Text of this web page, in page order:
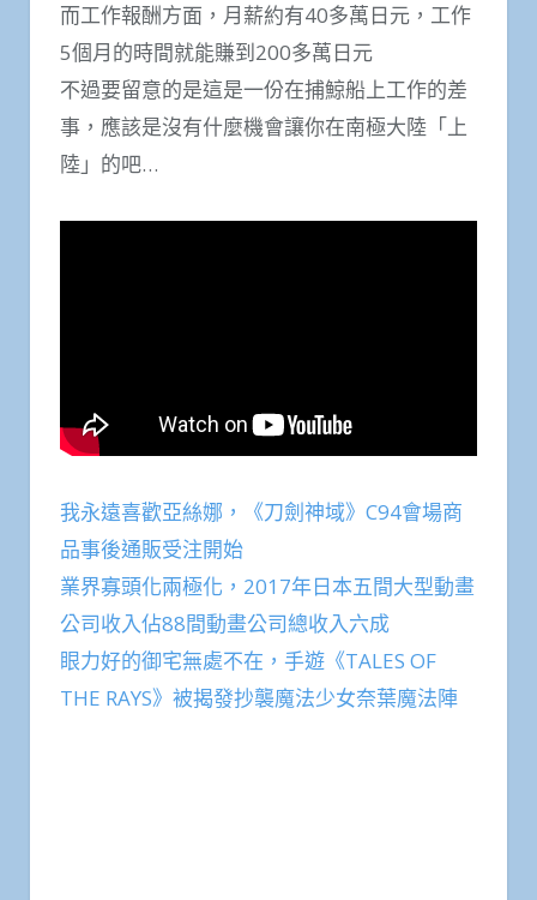
而工作報酬方面，月薪約有40多萬日元，工作
5個月的時間就能賺到200多萬日元
不過要留意的是這是一份在捕鯨船上工作的差
事，應該是沒有什麼機會讓你在南極大陸「上
陸」的吧…
我永遠喜歡亞絲娜，《刀劍神域》C94會場商
品事後通販受注開始
業界寡頭化兩極化，2017年日本五間大型動畫
公司收入佔88間動畫公司總收入六成
眼力好的御宅無處不在，手遊《TALES OF
THE RAYS》被揭發抄襲魔法少女奈葉魔法陣